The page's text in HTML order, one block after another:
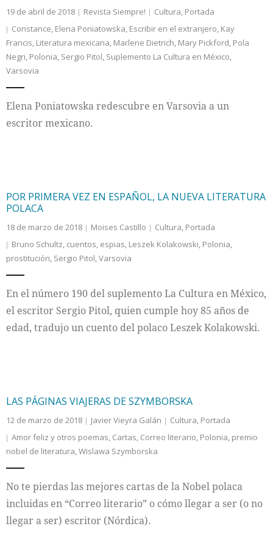
19 de abril de 2018 Revista Siempre! Cultura, Portada
Constance, Elena Poniatowska, Escribir en el extranjero, Kay
Francis, Literatura mexicana, Marlene Dietrich, Mary Pickford, Pola
Negri, Polonia, Sergio Pitol, Suplemento La Cultura en México,
Varsovia
Elena Poniatowska redescubre en Varsovia a un
escritor mexicano.
POR PRIMERA VEZ EN ESPAÑOL, LA NUEVA LITERATURA
POLACA
18 de marzo de 2018 Moises Castillo Cultura, Portada
Bruno Schultz, cuentos, espias, Leszek Kolakowski, Polonia,
prostitución, Sergio Pitol,Varsovia
En el número 190 del suplemento La Cultura en México,
el escritor Sergio Pitol, quien cumple hoy 85 años de
edad, tradujo un cuento del polaco Leszek Kolakowski.
LAS PÁGINAS VIAJERAS DE SZYMBORSKA
12 de marzo de 2018 Javier Vieyra Galán Cultura, Portada
Amor feliz y otros poemas, Cartas, Correo literario, Polonia, premio
nobel de literatura,Wislawa Szymborska
No te pierdas las mejores cartas de la Nobel polaca
incluidas en “Correo literario” o cómo llegar a ser (o no
llegar a ser) escritor (Nórdica).